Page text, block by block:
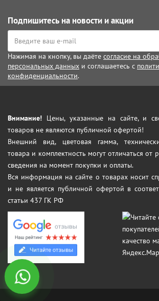
Подпишитесь на новости и акции
Нажимая на кнопку, вы даёте согласие на
персональных данных и соглашаетесь с
конфиденциальности.
Внимание! Цены, указанные на сайте, и
товаров не являются публичной офертой!
Внешний вид, цветовая гамма,
товара и комплектность могут отличаться от
сведения на момент покупки и оплаты.
Вся информация на сайте о товарах носит
и не является публичной офертой в
статьи 437 ГК РФ